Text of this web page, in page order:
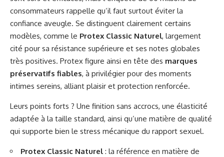
consommateurs rappelle qu’il faut surtout éviter la
confiance aveugle. Se distinguent clairement certains
modèles, comme le Protex Classic Naturel, largement
cité pour sa résistance supérieure et ses notes globales
très positives. Protex figure ainsi en tête des marques
préservatifs fiables, à privilégier pour des moments
intimes sereins, alliant plaisir et protection renforcée.
Leurs points forts ? Une finition sans accrocs, une élasticité
adaptée à la taille standard, ainsi qu’une matière de qualité
qui supporte bien le stress mécanique du rapport sexuel.
Protex Classic Naturel : la référence en matière de